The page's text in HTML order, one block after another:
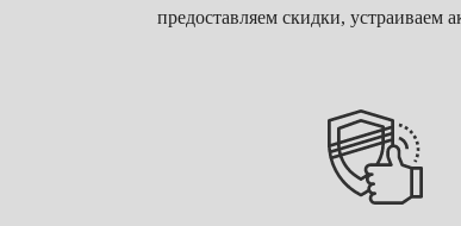
предоставляем скидки, устраиваем